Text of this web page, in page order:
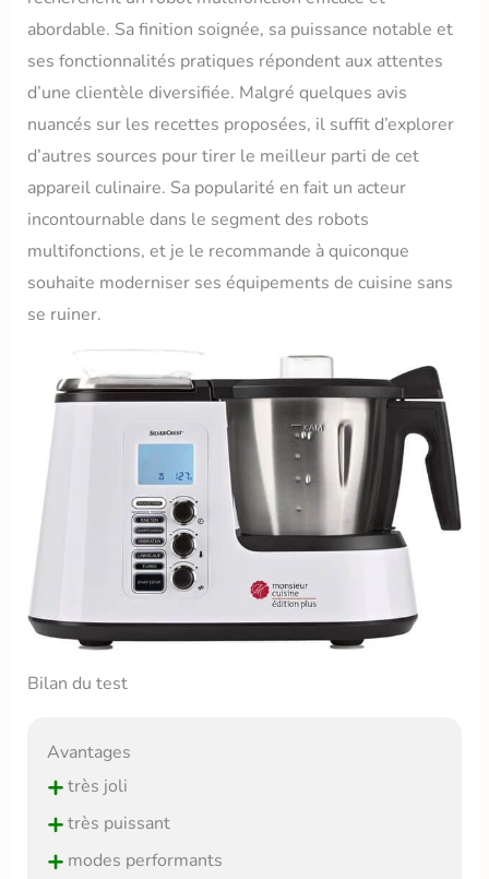
abordable. Sa finition soignée, sa puissance notable et
ses fonctionnalités pratiques répondent aux attentes
d’une clientèle diversifiée. Malgré quelques avis
nuancés sur les recettes proposées, il suffit d’explorer
d’autres sources pour tirer le meilleur parti de cet
appareil culinaire. Sa popularité en fait un acteur
incontournable dans le segment des robots
multifonctions, et je le recommande à quiconque
souhaite moderniser ses équipements de cuisine sans
se ruiner.
Bilan du test
Avantages
+très joli
+très puissant
+modes performants